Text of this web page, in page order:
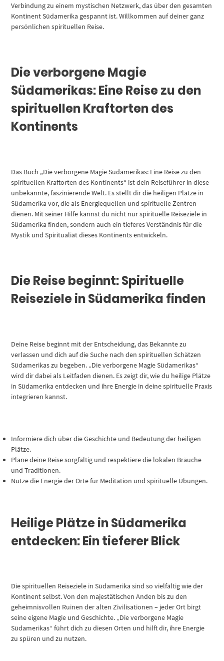
Verbindung zu einem mystischen Netzwerk, das über den gesamten
Kontinent Südamerika gespannt ist. Willkommen auf deiner ganz
persönlichen spirituellen Reise.
Die verborgene Magie
Südamerikas: Eine Reise zu den
spirituellen Kraftorten des
Kontinents
Das Buch „Die verborgene Magie Südamerikas: Eine Reise zu den
spirituellen Kraftorten des Kontinents“ ist dein Reiseführer in diese
unbekannte, faszinierende Welt. Es stellt dir die heiligen Plätze in
Südamerika vor, die als Energiequellen und spirituelle Zentren
dienen. Mit seiner Hilfe kannst du nicht nur spirituelle Reiseziele in
Südamerika finden, sondern auch ein tieferes Verständnis für die
Mystik und Spiritualiät dieses Kontinents entwickeln.
Die Reise beginnt: Spirituelle
Reiseziele in Südamerika finden
Deine Reise beginnt mit der Entscheidung, das Bekannte zu
verlassen und dich auf die Suche nach den spirituellen Schätzen
Südamerikas zu begeben. „Die verborgene Magie Südamerikas“
wird dir dabei als Leitfaden dienen. Es zeigt dir, wie du heilige Plätze
in Südamerika entdecken und ihre Energie in deine spirituelle Praxis
integrieren kannst.
Informiere dich über die Geschichte und Bedeutung der heiligen
Plätze.
Plane deine Reise sorgfältig und respektiere die lokalen Bräuche
und Traditionen.
Nutze die Energie der Orte für Meditation und spirituelle Übungen.
Heilige Plätze in Südamerika
entdecken: Ein tieferer Blick
Die spirituellen Reiseziele in Südamerika sind so vielfältig wie der
Kontinent selbst. Von den majestätischen Anden bis zu den
geheimnisvollen Ruinen der alten Zivilisationen – jeder Ort birgt
seine eigene Magie und Geschichte. „Die verborgene Magie
Südamerikas“ führt dich zu diesen Orten und hilft dir, ihre Energie
zu spüren und zu nutzen.